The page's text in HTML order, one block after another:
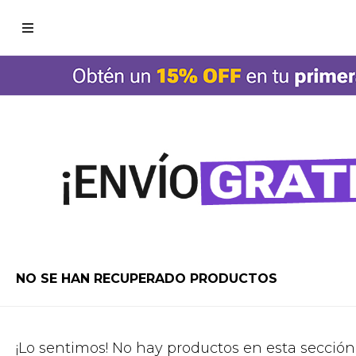

NO SE HAN RECUPERADO PRODUCTOS
¡Lo sentimos! No hay productos en esta